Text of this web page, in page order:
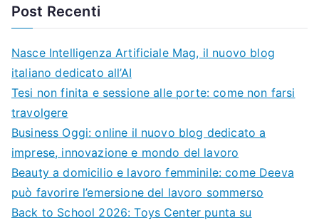
Post Recenti
Nasce Intelligenza Artificiale Mag, il nuovo blog
italiano dedicato all’AI
Tesi non finita e sessione alle porte: come non farsi
travolgere
Business Oggi: online il nuovo blog dedicato a
imprese, innovazione e mondo del lavoro
Beauty a domicilio e lavoro femminile: come Deeva
può favorire l’emersione del lavoro sommerso
Back to School 2026: Toys Center punta su